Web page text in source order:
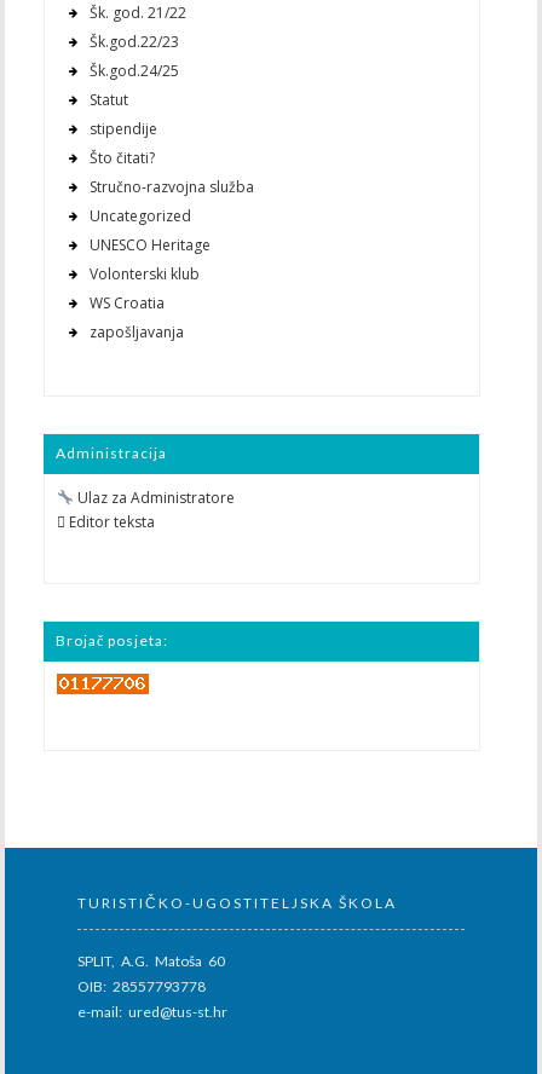
Šk. god. 21/22
Šk.god.22/23
Šk.god.24/25
Statut
stipendije
Što čitati?
Stručno-razvojna služba
Uncategorized
UNESCO Heritage
Volonterski klub
WS Croatia
zapošljavanja
Administracija
Ulaz za Administratore
 Editor teksta
Brojač posjeta:
TURISTIČKO-UGOSTITELJSKA ŠKOLA
SPLIT, A.G. Matoša 60
OIB: 28557793778
e-mail: ured@tus-st.hr